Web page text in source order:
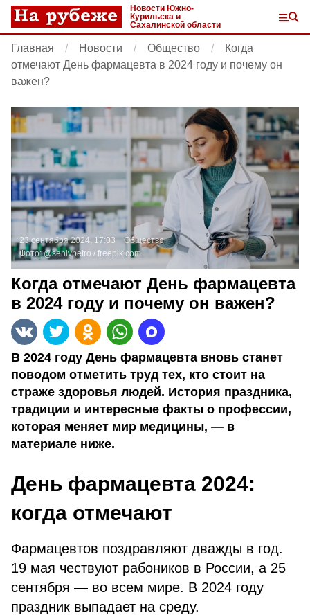
Новости Южно-
Курильска и
Сахалинской области
Главная Новости Общество
Когда
отмечают День фармацевта в 2024 году и почему он
важен?
23 сентября 2024, 17:03
Общество
Фото:@senivpetro / freepik.com
Когда отмечают День фармацевта
в 2024 году и почему он важен?
В 2024 году День фармацевта вновь станет
поводом отметить труд тех, кто стоит на
страже здоровья людей. История праздника,
традиции и интересные факты о профессии,
которая меняет мир медицины, — в
материале ниже.
День фармацевта 2024:
когда отмечают
Фармацевтов поздравляют дважды в год.
19 мая чествуют рабоников в России, а 25
сентября — во всем мире. В 2024 году
праздник выпадает на среду.